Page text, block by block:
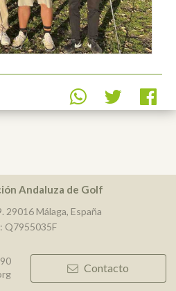
Andaluza de Golf
29016 Málaga, España
Q7955035F
Contacto